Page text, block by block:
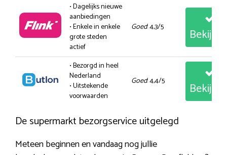
• Dagelijks nieuwe
aanbiedingen
• Enkele in enkele
grote steden
actief
Goed: 4,3/5
• Bezorgd in heel
Nederland
• Uitstekende
voorwaarden
Goed: 4,4/5
De supermarkt bezorgservice uitgelegd
Meteen beginnen en vandaag nog jullie